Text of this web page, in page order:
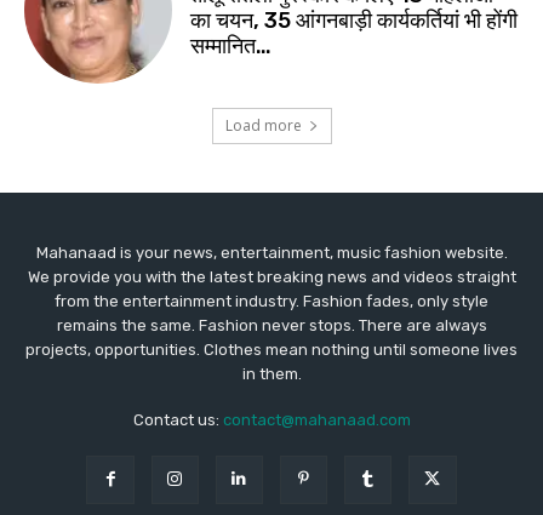
Mahanaad is your news, entertainment, music fashion website.
We provide you with the latest breaking news and videos straight
from the entertainment industry. Fashion fades, only style
remains the same. Fashion never stops. There are always
projects, opportunities. Clothes mean nothing until someone lives
in them.
Contact us: contact@mahanaad.com